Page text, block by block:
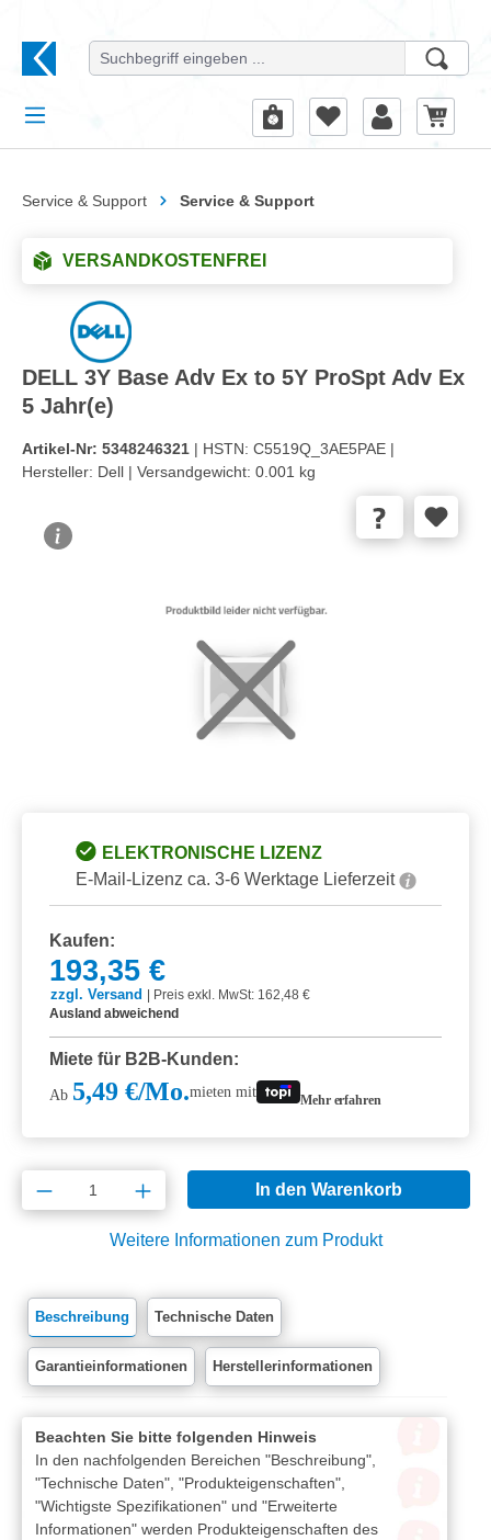
Service & Support Service & Support
VERSANDKOSTENFREI
DELL 3Y Base Adv Ex to 5Y ProSpt Adv Ex
5 Jahr(e)
Artikel-Nr: 5348246321 | HSTN: C5519Q_3AE5PAE |
Hersteller: Dell | Versandgewicht: 0.001 kg
ELEKTRONISCHE LIZENZ
E-Mail-Lizenz ca. 3-6 Werktage Lieferzeit
Kaufen:
193,35 €
zzgl. Versand
Preis exkl. MwSt: 162,48 €
Ausland abweichend
Miete für B2B-Kunden:
Ab 5,49 €/Mo.mieten mit Mehr erfahren
Produkt Anzahl: Gib den gewünschten
In den Warenkorb
Weitere Informationen zum Produkt
Beschreibung Technische Daten
Garantieinformationen Herstellerinformationen
Beachten Sie bitte folgenden Hinweis
In den nachfolgenden Bereichen "Beschreibung",
"Technische Daten", "Produkteigenschaften",
"Wichtigste Spezifikationen" und "Erweiterte
Informationen" werden Produkteigenschaften des